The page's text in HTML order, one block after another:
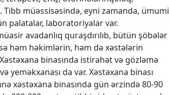
müəssisəsində, eyni zamanda, ümumi
palatalar, laboratoriyalar var.
avadanlıq quraşdırılıb, bütün şöbələr
həm həkimlərin, həm də xəstələrin
binasında istirahət və gözləmə
yeməkxanası da var. Xəstəxana binası
xəstəxana binasında gün ərzində 80-90